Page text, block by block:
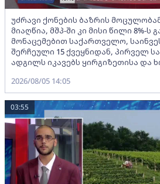
უძრავი ქონების ბაზრის
მიაღწია, მშპ-ში კი მისი წილი 8%-ს
მონაცემებით საქართველო,
შერჩეული 15 ქვეყნიდან, პირველ
ადგილს იკავებს ყირგიზეთისა და
2026/08/05 14:05
03:55